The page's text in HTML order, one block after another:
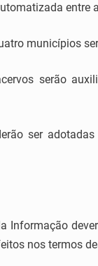
entre
municípios
serão
ser
Informação
nos termos